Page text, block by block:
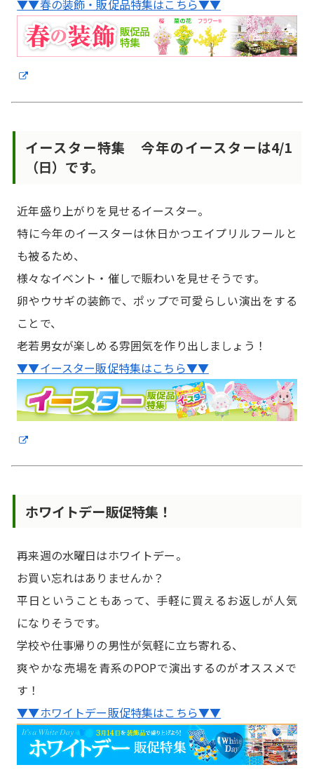
▼▼春の装飾・販促品特集はこちら▼▼
イースター特集 今年のイースターは4/1
（日）です。
近年盛り上がりを見せるイースター。
特に今年のイースターは休日かつエイプリルフールと
も被るため、
様々なイベント・催しで賑わいを見せそうです。
卵やウサギの装飾で、ポップで可愛らしい演出をする
ことで、
老若男女が楽しめる雰囲気を作り出しましょう！
▼▼イースター販促特集はこちら▼▼
ホワイトデー販促特集！
再来週の水曜日はホワイトデー。
お買い忘れはありませんか？
平日ということもあって、手軽に買えるお返しが人気
になりそうです。
学校や仕事帰りの男性が気軽に立ち寄れる、
爽やかな売場を青系のPOPで演出するのがオススメで
す！
▼▼ホワイトデー販促特集はこちら▼▼